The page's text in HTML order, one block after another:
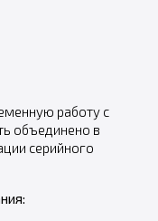
работу с
объединено в
серийного